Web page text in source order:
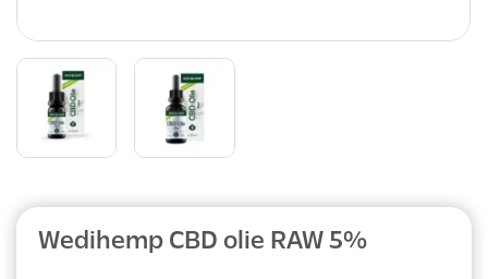
Wedihemp CBD olie RAW 5%